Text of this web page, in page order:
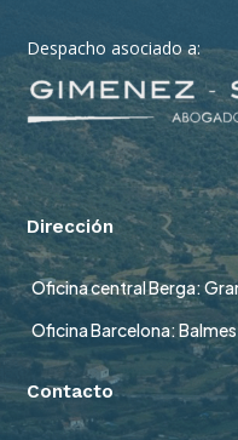
Despacho asociado a:
Dirección
Oficina central Berga:
Oficina Barcelona:
Contacto